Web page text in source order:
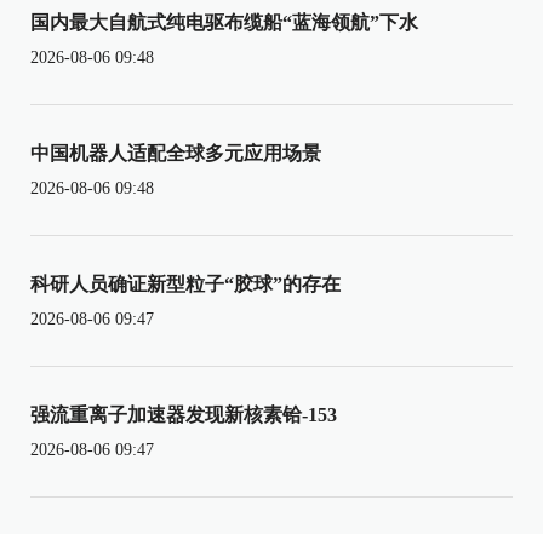
国内最大自航式纯电驱布缆船“蓝海领航”下水
2026-08-06 09:48
中国机器人适配全球多元应用场景
2026-08-06 09:48
科研人员确证新型粒子“胶球”的存在
2026-08-06 09:47
强流重离子加速器发现新核素铪-153
2026-08-06 09:47